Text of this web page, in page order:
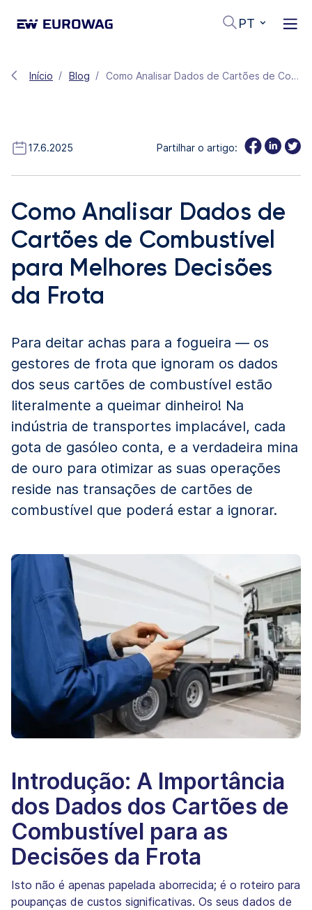
PT
Início Blog Como Analisar Dados de Cartões de Combustível para Melhores Decisões da Frota
17.6.2025 Partilhar o artigo:
Como Analisar Dados de
Cartões de Combustível
para Melhores Decisões
da Frota
Para deitar achas para a fogueira — os
gestores de frota que ignoram os dados
dos seus cartões de combustível estão
literalmente a queimar dinheiro! Na
indústria de transportes implacável, cada
gota de gasóleo conta, e a verdadeira mina
de ouro para otimizar as suas operações
reside nas transações de cartões de
combustível que poderá estar a ignorar.
Introdução: A Importância
dos Dados dos Cartões de
Combustível para as
Decisões da Frota
Isto não é apenas papelada aborrecida; é o roteiro para
poupanças de custos significativas. Os seus dados de